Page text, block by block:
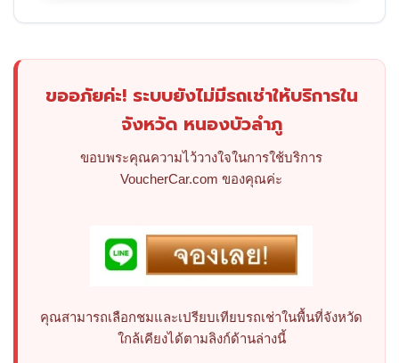
ขออภัยค่ะ! ระบบยังไม่มีรถเช่าให้บริการใน
จังหวัด หนองบัวลำภู
ขอบพระคุณความไว้วางใจในการใช้บริการ
VoucherCar.com ของคุณค่ะ
คุณสามารถเลือกชมและเปรียบเทียบรถเช่าในพื้นที่จังหวัด
ใกล้เคียงได้ตามลิงก์ด้านล่างนี้